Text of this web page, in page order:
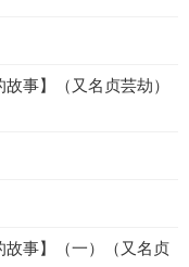
事】（又名贞芸劫）
故事】（一）（又名贞